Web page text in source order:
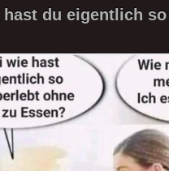
hast du eigentlich